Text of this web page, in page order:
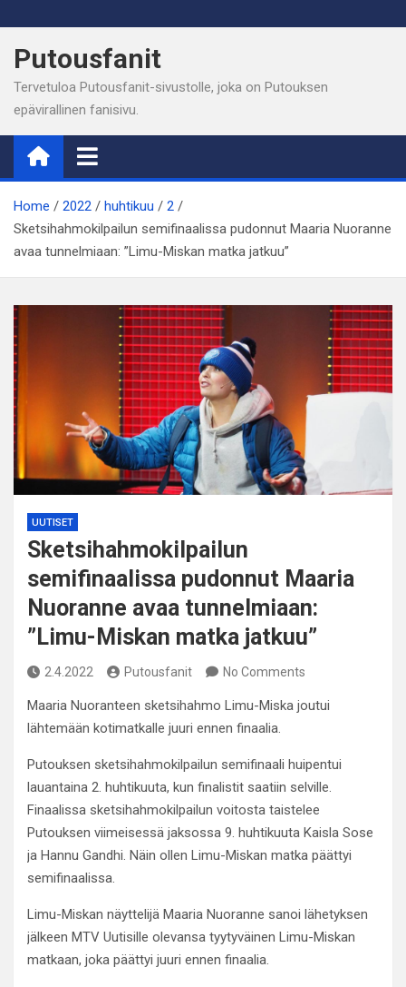
to
content
Putousfanit
Tervetuloa Putousfanit-sivustolle, joka on Putouksen
epävirallinen fanisivu.
Home 2022 huhtikuu
2
Sketsihahmokilpailun semifinaalissa pudonnut Maaria Nuoranne
avaa tunnelmiaan: ”Limu-Miskan matka jatkuu”
UUTISET
Sketsihahmokilpailun
semifinaalissa pudonnut Maaria
Nuoranne avaa tunnelmiaan:
”Limu-Miskan matka jatkuu”
2.4.2022 Putousfanit No Comments
Maaria Nuoranteen sketsihahmo Limu-Miska joutui
lähtemään kotimatkalle juuri ennen finaalia.
Putouksen sketsihahmokilpailun semifinaali huipentui
lauantaina 2. huhtikuuta, kun finalistit saatiin selville.
Finaalissa sketsihahmokilpailun voitosta taistelee
Putouksen viimeisessä jaksossa 9. huhtikuuta Kaisla Sose
ja Hannu Gandhi. Näin ollen Limu-Miskan matka päättyi
semifinaalissa.
Limu-Miskan näyttelijä Maaria Nuoranne sanoi lähetyksen
jälkeen MTV Uutisille olevansa tyytyväinen Limu-Miskan
matkaan, joka päättyi juuri ennen finaalia.